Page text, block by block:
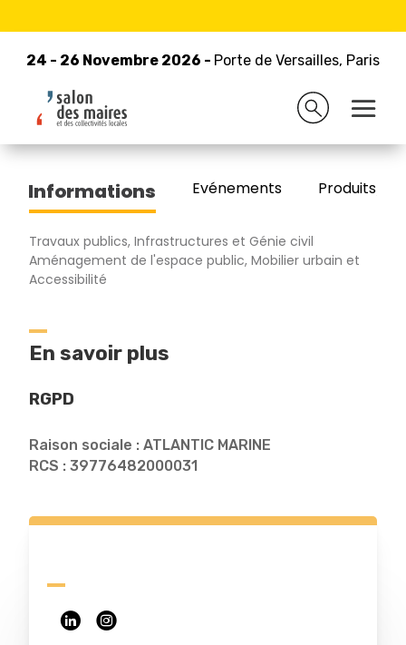
24 - 26 Novembre 2026 - Porte de Versailles, Paris
24 - 26 Novembre 2026 - Porte de Versailles, Paris
Retour à la liste des exposants
ATLANTIC MARINE
Informations Evénements Produits/
Travaux publics, Infrastructures et Génie civil
Aménagement de l'espace public, Mobilier urbain et
Accessibilité
En savoir plus
RGPD
Raison sociale : ATLANTIC MARINE
RCS : 39776482000031